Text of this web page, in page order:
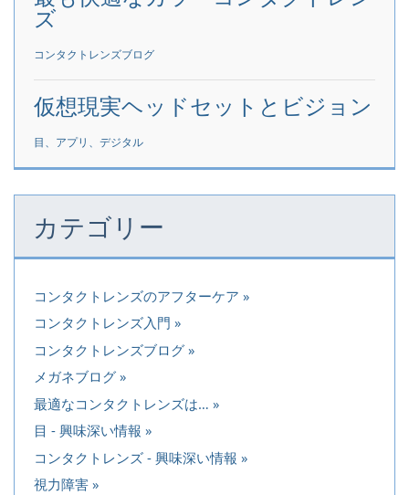
ズ
コンタクトレンズブログ
仮想現実ヘッドセットとビジョン
目、アプリ、デジタル
カテゴリー
コンタクトレンズのアフターケア
コンタクトレンズ入門
コンタクトレンズブログ
メガネブログ
最適なコンタクトレンズは…
目 - 興味深い情報
コンタクトレンズ - 興味深い情報
視力障害